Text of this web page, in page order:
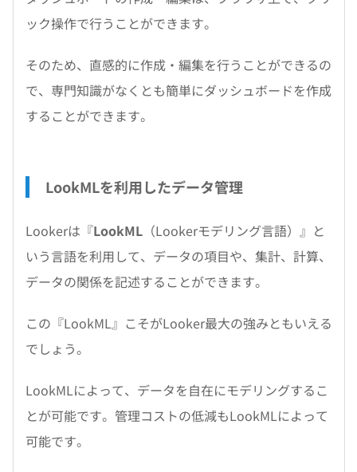
ック操作で行うことができます。
そのため、直感的に作成・編集を行うことができるの
で、専門知識がなくとも簡単にダッシュボードを作成
することができます。
LookMLを利用したデータ管理
Lookerは『LookML （Lookerモデリング言語）』と
いう言語を利用して、データの項目や、集計、計算、
データの関係を記述することができます。
この『LookML』こそがLooker最大の強みともいえる
でしょう。
LookMLによって、データを自在にモデリングするこ
とが可能です。管理コストの低減もLookMLによって
可能です。